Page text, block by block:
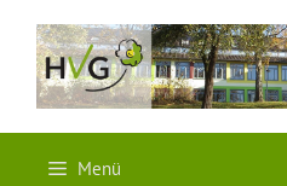
Inhalt
springen
Menü